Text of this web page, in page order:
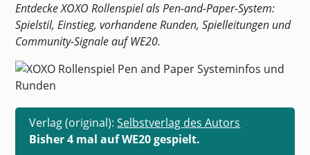
Entdecke XOXO Rollenspiel als Pen-and-Paper-System:
Spielstil, Einstieg, vorhandene Runden, Spielleitungen und
Community-Signale auf WE20.
Verlag (original):Selbstverlag des Autors
Bisher 4 mal auf WE20 gespielt.